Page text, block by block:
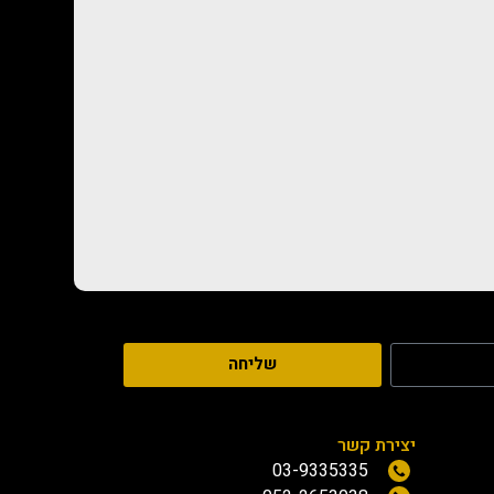
שליחה
יצירת קשר
03-9335335